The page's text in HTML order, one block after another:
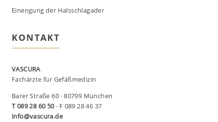
Einengung der Halsschlagader
KONTAKT
VASCURA
Fachärzte für Gefäßmedizin
Barer Straße 60 · 80799 München
T 089 28 60 50· F 089 28 46 37
info@vascura.de